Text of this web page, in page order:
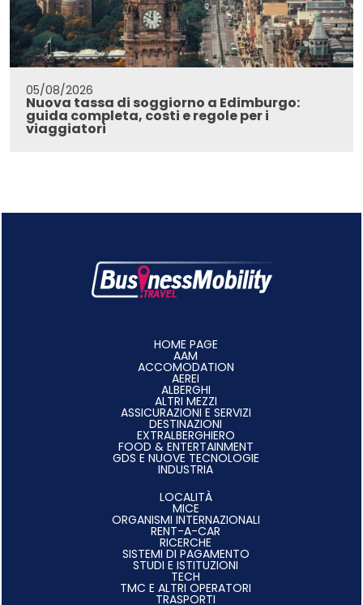
05/08/2026
Nuova tassa di soggiorno a Edimburgo:
guida completa, costi e regole per i
viaggiatori
HOME PAGE
AAM
ACCOMODATION
AEREI
ALBERGHI
ALTRI MEZZI
ASSICURAZIONI E SERVIZI
DESTINAZIONI
EXTRALBERGHIERO
FOOD & ENTERTAINMENT
GDS E NUOVE TECNOLOGIE
INDUSTRIA
LOCALITÀ
MICE
ORGANISMI INTERNAZIONALI
RENT-A-CAR
RICERCHE
SISTEMI DI PAGAMENTO
STUDI E ISTITUZIONI
TECH
TMC E ALTRI OPERATORI
TRASPORTI